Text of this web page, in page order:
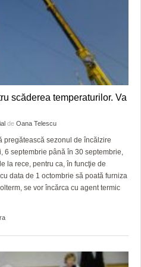
scăderea temperaturilor. Va
de Oana Telescu
pregătească sezonul de încălzire
septembrie până în 30 septembrie,
la rece, pentru ca, în funcţie de
data de 1 octombrie să poată furniza
se vor încărca cu agent termic